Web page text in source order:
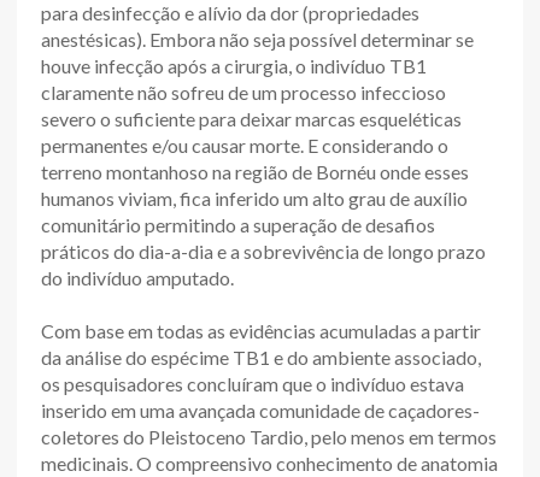
para desinfecção e alívio da dor (propriedades
anestésicas). Embora não seja possível determinar se
houve infecção após a cirurgia, o indivíduo TB1
claramente não sofreu de um processo infeccioso
severo o suficiente para deixar marcas esqueléticas
permanentes e/ou causar morte. E considerando o
terreno montanhoso na região de Bornéu onde esses
humanos viviam, fica inferido um alto grau de auxílio
comunitário permitindo a superação de desafios
práticos do dia-a-dia e a sobrevivência de longo prazo
do indivíduo amputado.
Com base em todas as evidências acumuladas a partir
da análise do espécime TB1 e do ambiente associado,
os pesquisadores concluíram que o indivíduo estava
inserido em uma avançada comunidade de caçadores-
coletores do Pleistoceno Tardio, pelo menos em termos
medicinais. O compreensivo conhecimento de anatomia